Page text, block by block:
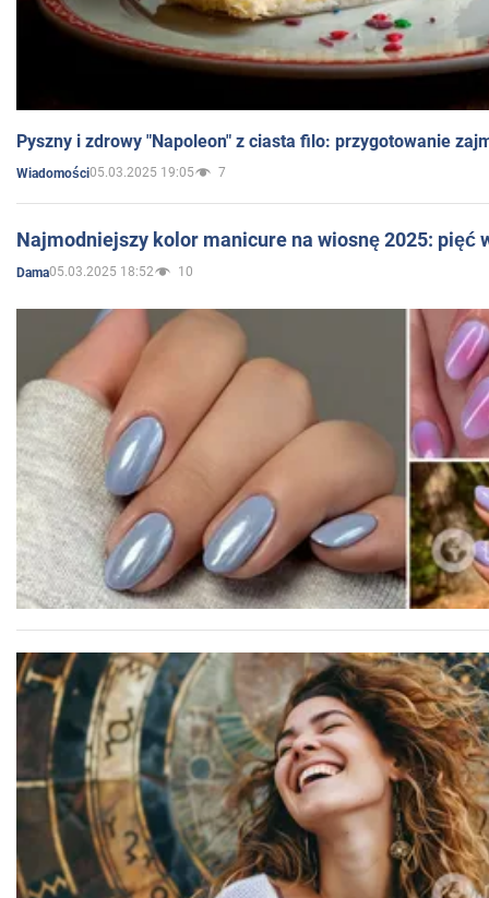
Pyszny i zdrowy "Napoleon" z ciasta filo: przygotowanie
Wiadomości05.03.2025 19:05 7
Najmodniejszy kolor manicure na wiosnę 2025: pięć
Dama05.03.2025 18:52 10